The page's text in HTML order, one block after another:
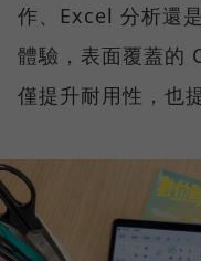
作、Excel 分析還
體驗，表面覆蓋
僅提升耐用性，也